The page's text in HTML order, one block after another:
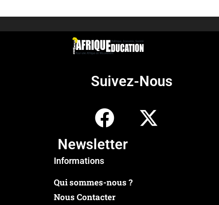
Suivez-Nous
Newsletter
Informations
Qui sommes-nous ?
Nous Contacter